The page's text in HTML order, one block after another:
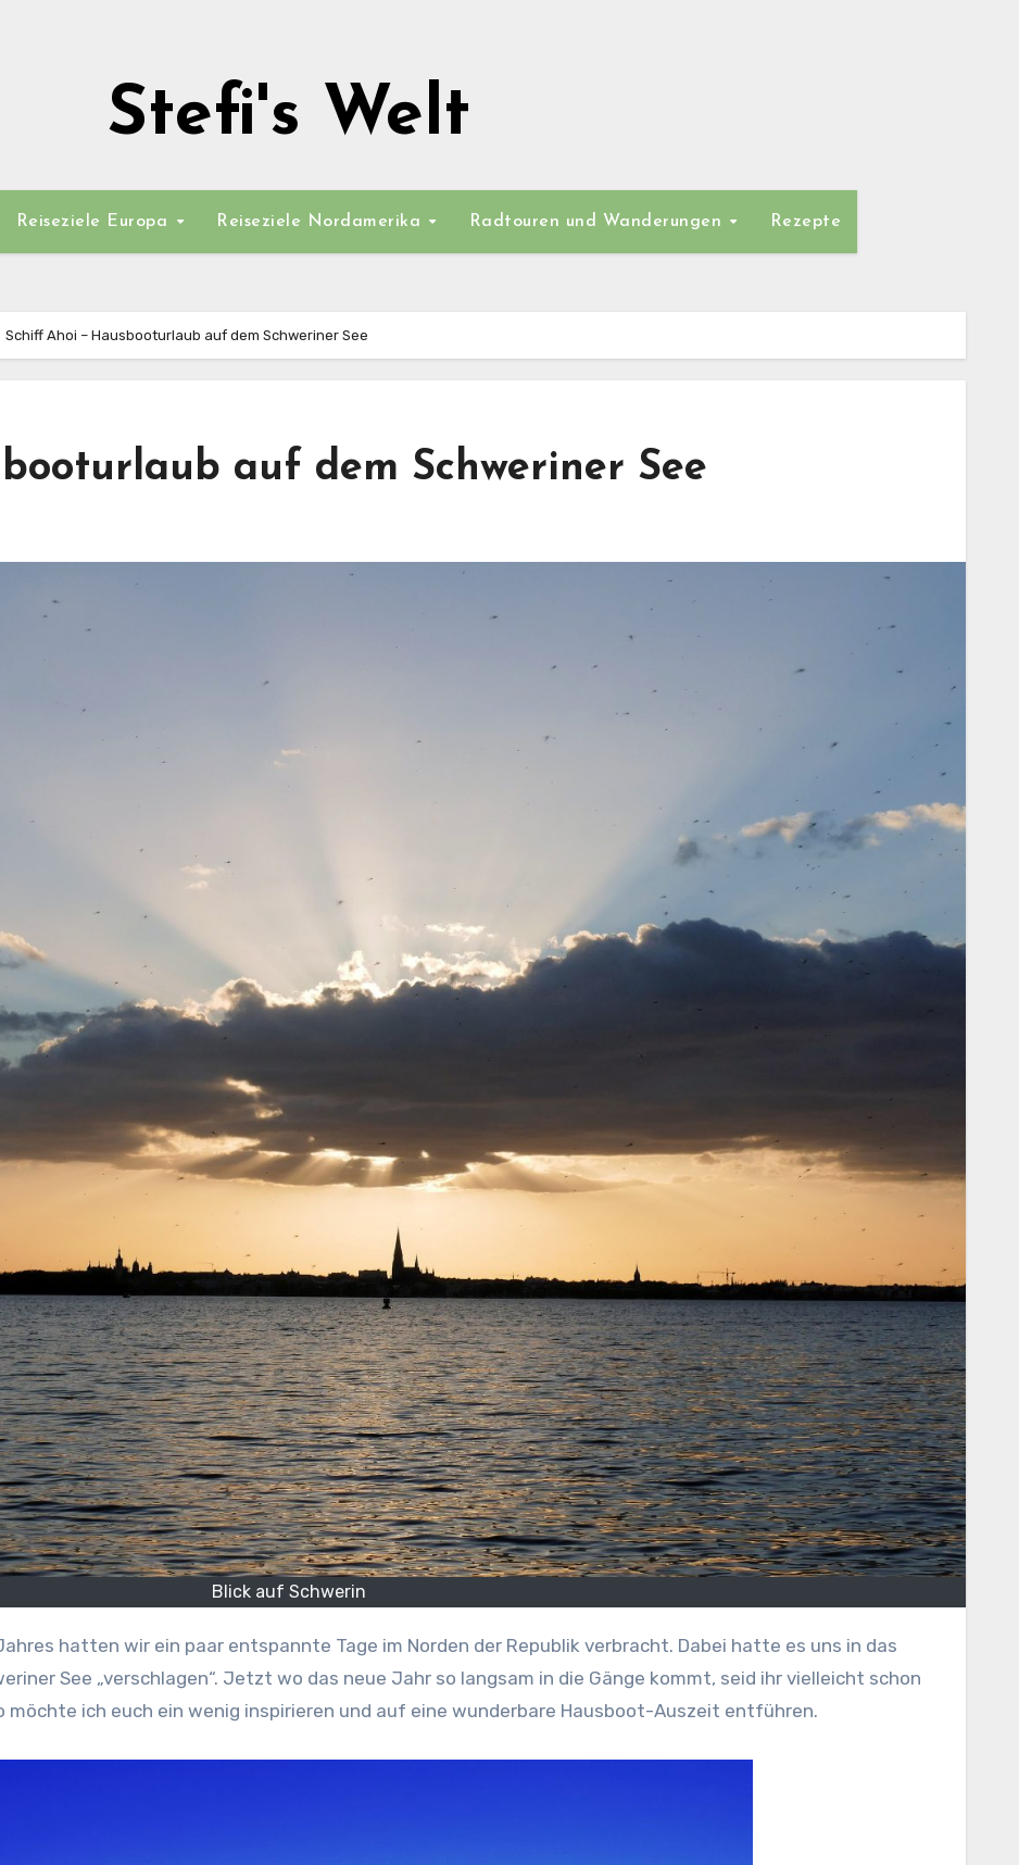
Stefi's Welt
Reiseziele Europa Reiseziele Nordamerika Radtouren und Wanderungen Rezepte
Schiff Ahoi – Hausbooturlaub auf dem Schweriner See
auf dem Schweriner See
Blick auf Schwerin
See „verschlagen“. Jetzt wo das neue Jahr so langsam in die Gänge kommt, seid ihr vielleicht schon
ich euch ein wenig inspirieren und auf eine wunderbare Hausboot-Auszeit entführen.